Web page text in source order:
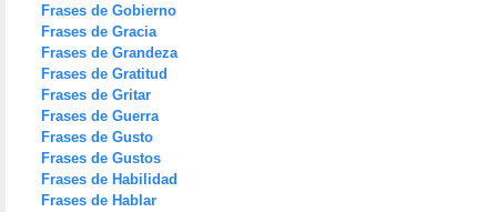
Frases de Gobierno
Frases de Gracia
Frases de Grandeza
Frases de Gratitud
Frases de Gritar
Frases de Guerra
Frases de Gusto
Frases de Gustos
Frases de Habilidad
Frases de Hablar